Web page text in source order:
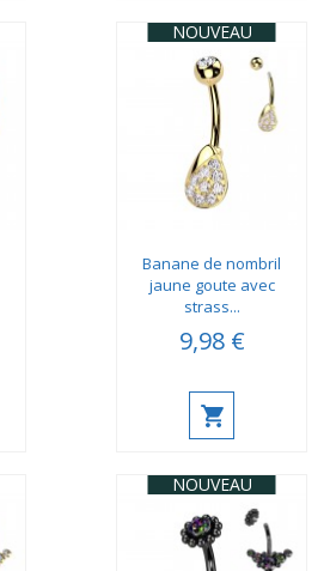
NOUVEAU
Banane de nombril
jaune goute avec
strass...
9,98 €
NOUVEAU